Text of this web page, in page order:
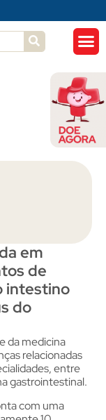
em
de
intestino
do
da medicina
relacionadas
entre
gastrointestinal.
com uma